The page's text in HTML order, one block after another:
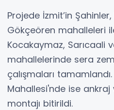
Projede İzmit’in
Gökçeören mahalleleri ile
Kocakaymaz, Sarıcaali
mahallelerinde sera
çalışmaları
Mahallesi'nde ise
montajı bitirildi.